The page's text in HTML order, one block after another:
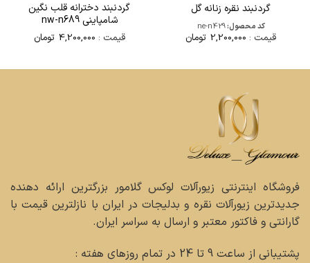
گردنبند نقره زنانه گل
کد محصول:ne-n429
قیمت : 2,200,000 تومان
گردنبند دخترانه قلب نگین
شامپاینی nw-n689
قیمت : 4,200,000 تومان
فروشگاه اینترنتی زیورآلات لوکس گلامور بزرگترین ارائه دهنده
جدیدترین زیورآلات نقره و بدلیجات در ایران با نازلترین قیمت با
گارانتی و فاکتور معتبر و ارسال به سراسر ایران.
پشتیبانی از ساعت 9 تا 24 در تمام روزهای هفته :